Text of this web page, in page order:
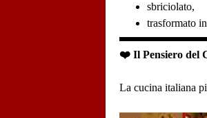
sbriciolato,
trasformato
❤️ Il Pensiero del
La cucina italiana